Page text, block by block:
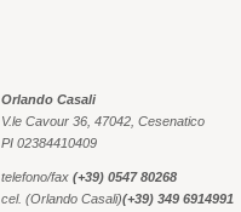
Orlando Casali
V.le Cavour 36, 47042, Cesenatico
PI 02384410409
telefono/fax (+39) 0547 80268
cel. (Orlando Casali)(+39) 349 6914991